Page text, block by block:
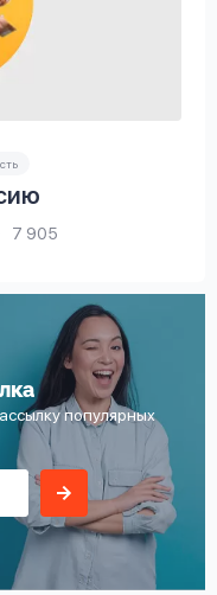
7 905
популярных